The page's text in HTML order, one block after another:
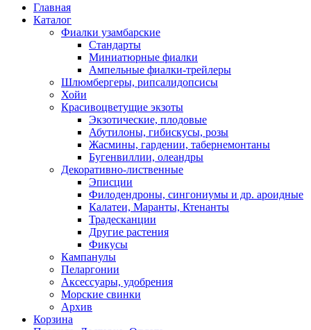
Главная
Каталог
Фиалки узамбарские
Стандарты
Миниатюрные фиалки
Ампельные фиалки-трейлеры
Шлюмбергеры, рипсалидопсисы
Хойи
Красивоцветущие экзоты
Экзотические, плодовые
Абутилоны, гибискусы, розы
Жасмины, гардении, табернемонтаны
Бугенвиллии, олеандры
Декоративно-лиственные
Эписции
Филодендроны, сингониумы и др. ароидные
Калатеи, Маранты, Ктенанты
Традесканции
Другие растения
Фикусы
Кампанулы
Пеларгонии
Аксессуары, удобрения
Морские свинки
Архив
Корзина